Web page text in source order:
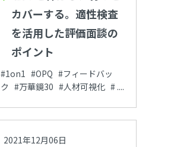
カバーする。適性検査
を活用した評価面談の
ポイント
#1on1 #OPQ #フィードバッ
ク #万華鏡30 #人材可視化 # ....
2021年12月06日